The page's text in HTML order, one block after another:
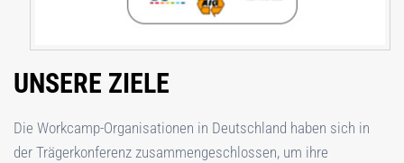
UNSERE ZIELE
Die Workcamp-Organisationen in Deutschland haben sich in
der Trägerkonferenz zusammengeschlossen, um ihre